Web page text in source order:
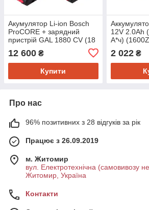
Акумулятор Li-ion Bosch
ProCORE + зарядний
пристрій GAL 1880 CV (18
В, 4 А*год) (1600A016GF)
12 600 ₴
Купити
12V 2.0Ah
А*ч)
2 022₴
Про нас
96% позитивних з 28 відгуків за рік
Працює з 26.09.2019
м. Житомир
вул. Електротехнічна (самовивозу
Житомир, Україна
Контакти